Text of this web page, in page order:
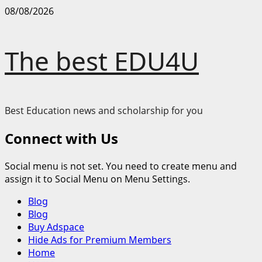
Skip
08/08/2026
The best EDU4U
Best Education news and scholarship for you
Connect with Us
Social menu is not set. You need to create menu and
assign it to Social Menu on Menu Settings.
Primary
Menu
Blog
Blog
Buy Adspace
Hide Ads for Premium Members
Home